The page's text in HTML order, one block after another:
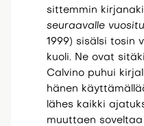
sittemmin
seuraavalle
1999) sisälsi tosin
kuoli. Ne ovat
Calvino puhui
hänen
lähes kaikki
muuttaen